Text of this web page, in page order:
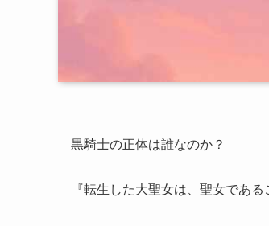
黒騎士の正体は誰なのか？
『転生した大聖女は、聖女であ